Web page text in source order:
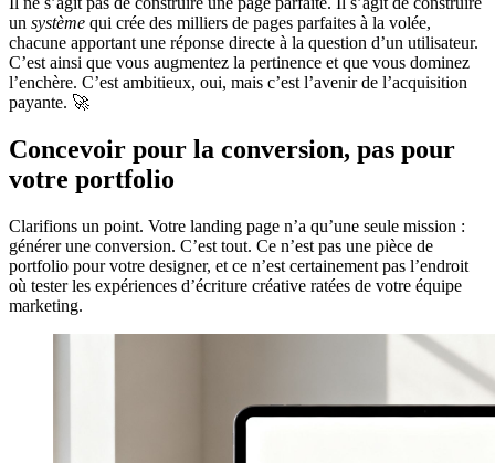
un système qui crée des milliers de pages parfaites à la volée,
chacune apportant une réponse directe à la question d’un utilisateur.
C’est ainsi que vous augmentez la pertinence et que vous dominez
l’enchère. C’est ambitieux, oui, mais c’est l’avenir de l’acquisition
payante. 🚀
Concevoir pour la conversion, pas pour
votre portfolio
Clarifions un point. Votre landing page n’a qu’une seule mission :
générer une conversion. C’est tout. Ce n’est pas une pièce de
portfolio pour votre designer, et ce n’est certainement pas l’endroit
où tester les expériences d’écriture créative ratées de votre équipe
marketing.